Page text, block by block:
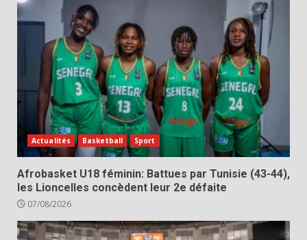
Actualités Basketball Sport
Afrobasket U18 féminin: Battues par Tunisie (43-44),
les Lioncelles concèdent leur 2e défaite
07/08/2026